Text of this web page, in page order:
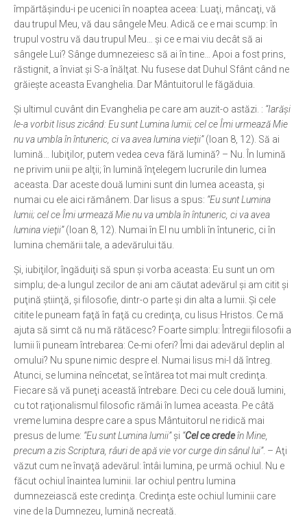
împărtăşindu-i pe ucenici în noaptea aceea: Luaţi, mâncaţi, vă
dau trupul Meu, vă dau sângele Meu. Adică ce e mai scump: în
trupul vostru vă dau trupul Meu… şi ce e mai viu decât să ai
sângele Lui? Sânge dumnezeiesc să ai în tine… Apoi a fost prins,
răstignit, a înviat şi S-a înălţat. Nu fusese dat Duhul Sfânt când ne
grăieşte aceasta Evanghelia. Dar Mântuitorul le făgăduia.
Şi ultimul cuvânt din Evanghelia pe care am auzit-o astăzi. : “Iarăşi
le-a vorbit Iisus zicând: Eu sunt Lumina lumii; cel ce Îmi urmează Mie
nu va umbla în întuneric, ci va avea lumina vieţii”(Ioan 8, 12). Să ai
lumină… Iubiţilor, putem vedea ceva fără lumină? – Nu. În lumină
ne privim unii pe alţii; în lumină înţelegem lucrurile din lumea
aceasta. Dar aceste două lumini sunt din lumea aceasta, şi
numai cu ele aici rămânem. Dar Iisus a spus: “Eu sunt Lumina
lumii; cel ce Îmi urmează Mie nu va umbla în întuneric, ci va avea
lumina vieţii”(Ioan 8, 12). Numai în El nu umbli în întuneric, ci în
lumina chemării tale, a adevărului tău.
Şi, iubiţilor, îngăduiţi să spun şi vorba aceasta: Eu sunt un om
simplu; de-a lungul zecilor de ani am căutat adevărul şi am citit şi
puţină ştiinţă, şi filosofie, dintr-o parte şi din alta a lumii. Şi cele
citite le puneam faţă în faţă cu credinţa, cu Iisus Hristos. Ce mă
ajuta să simt că nu mă rătăcesc? Foarte simplu: Întregii filosofii a
lumii îi puneam întrebarea: Ce-mi oferi? Îmi dai adevărul deplin al
omului? Nu spune nimic despre el. Numai Iisus mi-l dă întreg.
Atunci, se lumina neîncetat, se întărea tot mai mult credinţa.
Fiecare să vă puneţi această întrebare. Deci cu cele două lumini,
cu tot raţionalismul filosofic rămâi în lumea aceasta. Pe câtă
vreme lumina despre care a spus Mântuitorul ne ridică mai
presus de lume: “Eu sunt Lumina lumii”şi “Cel ce credeîn Mine,
precum a zis Scriptura, râuri de apă vie vor curge din sânul lui”. – Aţi
văzut cum ne învaţă adevărul: întâi lumina, pe urmă ochiul. Nu e
făcut ochiul înaintea luminii. Iar ochiul pentru lumina
dumnezeiască este credinţa. Credinţa este ochiul luminii care
vine de la Dumnezeu, lumină necreată.